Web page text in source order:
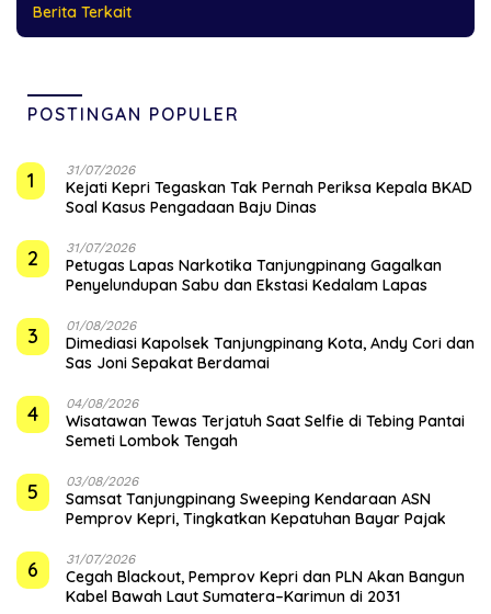
Berita Terkait
POSTINGAN POPULER
1 31/07/2026
Kejati Kepri Tegaskan Tak Pernah Periksa Kepala BKAD
Soal Kasus Pengadaan Baju Dinas
2 31/07/2026
Petugas Lapas Narkotika Tanjungpinang Gagalkan
Penyelundupan Sabu dan Ekstasi Kedalam Lapas
3 01/08/2026
Dimediasi Kapolsek Tanjungpinang Kota, Andy Cori dan
Sas Joni Sepakat Berdamai
4 04/08/2026
Wisatawan Tewas Terjatuh Saat Selfie di Tebing Pantai
Semeti Lombok Tengah
5 03/08/2026
Samsat Tanjungpinang Sweeping Kendaraan ASN
Pemprov Kepri, Tingkatkan Kepatuhan Bayar Pajak
6 31/07/2026
Cegah Blackout, Pemprov Kepri dan PLN Akan Bangun
Kabel Bawah Laut Sumatera–Karimun di 2031